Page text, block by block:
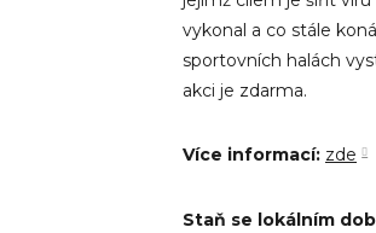
vykonal a co stále
sportovních halách
akci je zdarma.
Více informací: zde
Staň se lokálním